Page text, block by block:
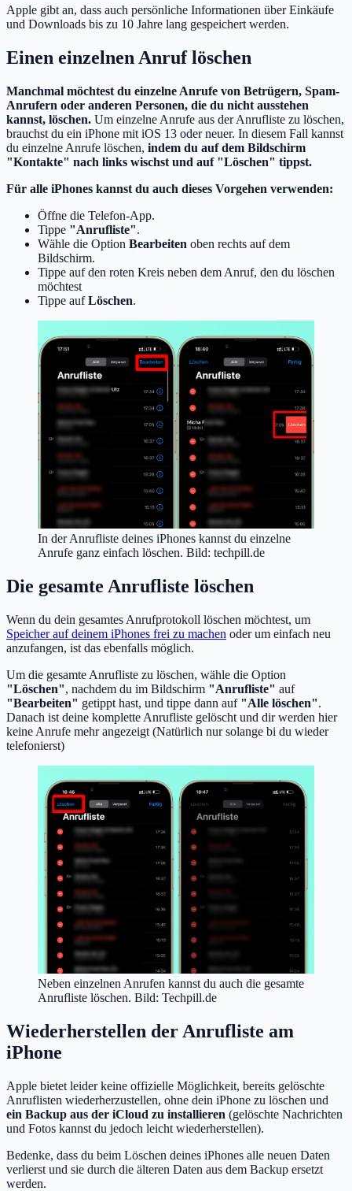
Apple gibt an, dass auch persönliche Informationen über Einkäufe
und Downloads bis zu 10 Jahre lang gespeichert werden.
Einen einzelnen Anruf löschen
Manchmal möchtest du einzelne Anrufe von Betrügern, Spam-
Anrufern oder anderen Personen, die du nicht ausstehen
kannst, löschen. Um einzelne Anrufe aus der Anrufliste zu löschen,
brauchst du ein iPhone mit iOS 13 oder neuer. In diesem Fall kannst
du einzelne Anrufe löschen, indem du auf dem Bildschirm
"Kontakte" nach links wischst und auf "Löschen" tippst.
Für alle iPhones kannst du auch dieses Vorgehen verwenden:
Öffne die Telefon-App.
Tippe "Anrufliste".
Wähle die Option Bearbeiten oben rechts auf dem
Bildschirm.
Tippe auf den roten Kreis neben dem Anruf, den du löschen
möchtest
Tippe aufLöschen.
In der Anrufliste deines iPhones kannst du einzelne
Anrufe ganz einfach löschen. Bild: techpill.de
Die gesamte Anrufliste löschen
Wenn du dein gesamtes Anrufprotokoll löschen möchtest, um
Speicher auf deinem iPhones frei zu machen oder um einfach neu
anzufangen, ist das ebenfalls möglich.
Um die gesamte Anrufliste zu löschen, wähle die Option
"Löschen", nachdem du im Bildschirm "Anrufliste" auf
"Bearbeiten" getippt hast, und tippe dann auf "Alle löschen".
Danach ist deine komplette Anrufliste gelöscht und dir werden hier
keine Anrufe mehr angezeigt (Natürlich nur solange bi du wieder
telefonierst)
Neben einzelnen Anrufen kannst du auch die gesamte
Anrufliste löschen. Bild: Techpill.de
Wiederherstellen der Anrufliste am
iPhone
Apple bietet leider keine offizielle Möglichkeit, bereits gelöschte
Anruflisten wiederherzustellen, ohne dein iPhone zu löschen und
ein Backup aus der iCloud zu installieren (gelöschte Nachrichten
und Fotos kannst du jedoch leicht wiederherstellen).
Bedenke, dass du beim Löschen deines iPhones alle neuen Daten
verlierst und sie durch die älteren Daten aus dem Backup ersetzt
werden.